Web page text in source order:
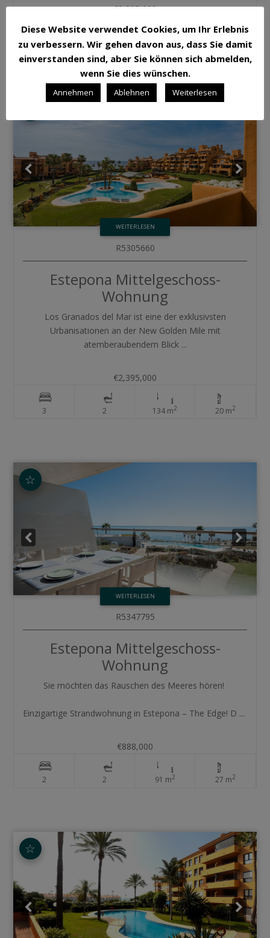
€2,295,000
0 0 35642 m 0 m2
WEITERLESEN
€2,395,000
R5305660
Estepona Mittelgeschoss-
Wohnung
Los Granados del Mar ist eine der exklusivsten
Urbanisationen an der New Golden Mile mit
atemberaubendem Blick ...
3 2 134 m2 20 m2
☆
WEITERLESEN
€888,000
R5347795
Estepona Mittelgeschoss-
Wohnung
Sie möchten das Rauschen des Meeres hören!
Einzigartige Strandwohnung in Estepona – The Edge! D ...
2 2 91 m2 27 m2
☆
Diese Website verwendet Cookies, um Ihr Erlebnis
zu verbessern. Wir gehen davon aus, dass Sie damit
einverstanden sind, aber Sie können sich abmelden,
wenn Sie dies wünschen.
Annehmen Ablehnen Weiterlesen